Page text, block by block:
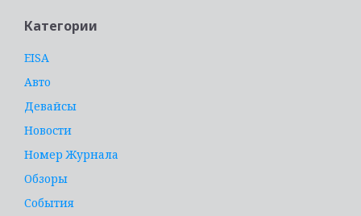
Категории
EISA
Авто
Девайсы
Новости
Номер Журнала
Обзоры
События